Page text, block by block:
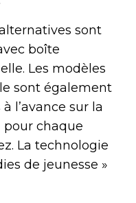
sont
boîte
Les modèles
sont également
l’avance sur la
chaque
La technologie
de jeunesse »